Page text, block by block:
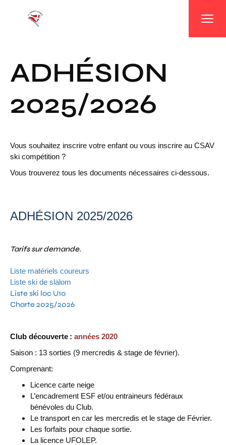
ADHÉSION
2025/2026
Vous souhaitez inscrire votre enfant ou vous inscrire au CSAV
ski compétition ?
Vous trouverez tous les documents nécessaires ci-dessous.
ADHÉSION 2025/2026
Tarifs sur demande.
Liste matériels coureurs
Liste ski de slalom
Liste ski loc U10
Charte 2025/2026
Club découverte : années 2020
Saison : 13 sorties (9 mercredis & stage de février).
Comprenant:
Licence carte neige
L’encadrement ESF et/ou entraineurs fédéraux
bénévoles du Club.
Le transport en car les mercredis et le stage de Février.
Les forfaits pour chaque sortie.
La licence UFOLEP.